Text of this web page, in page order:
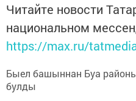
Читайте новости
национальном
https://max.ru/
Быел башыннан Буа
булды